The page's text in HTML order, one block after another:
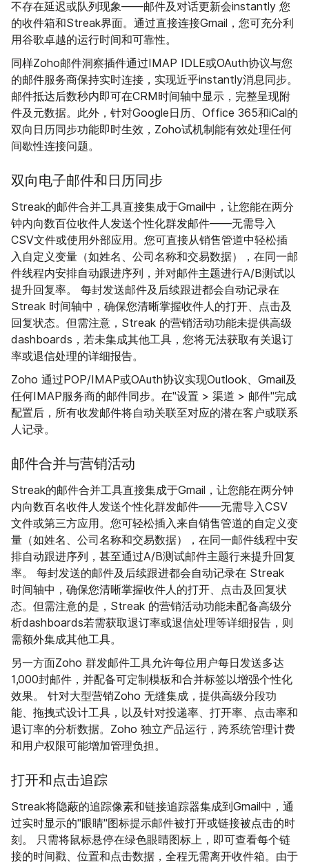
不存在延迟或队列现象——邮件及对话更新会instantly 您
的收件箱和Streak界面。通过直接连接Gmail，您可充分利
用谷歌卓越的运行时间和可靠性。
同样Zoho邮件洞察插件通过IMAP IDLE或OAuth协议与您
的邮件服务商保持实时连接，实现近乎instantly消息同步。
邮件抵达后数秒内即可在CRM时间轴中显示，完整呈现附
件及元数据。此外，针对Google日历、Office 365和iCal的
双向日历同步功能即时生效，Zoho试机制能有效处理任何
间歇性连接问题。
双向电子邮件和日历同步
Streak的邮件合并工具直接集成于Gmail中，让您能在两分
钟内向数百位收件人发送个性化群发邮件——无需导入
CSV文件或使用外部应用。您可直接从销售管道中轻松插
入自定义变量（如姓名、公司名称和交易数据），在同一邮
件线程内安排自动跟进序列，并对邮件主题进行A/B测试以
提升回复率。 每封发送邮件及后续跟进都会自动记录在
Streak 时间轴中，确保您清晰掌握收件人的打开、点击及
回复状态。但需注意，Streak 的营销活动功能未提供高级
dashboards，若未集成其他工具，您将无法获取有关退订
率或退信处理的详细报告。
Zoho 通过POP/IMAP或OAuth协议实现Outlook、Gmail及
任何IMAP服务商的邮件同步。在"设置 > 渠道 > 邮件"完成
配置后，所有收发邮件将自动关联至对应的潜在客户或联系
人记录。
邮件合并与营销活动
Streak的邮件合并工具直接集成于Gmail，让您能在两分钟
内向数百名收件人发送个性化群发邮件——无需导入CSV
文件或第三方应用。您可轻松插入来自销售管道的自定义变
量（如姓名、公司名称和交易数据），在同一邮件线程中安
排自动跟进序列，甚至通过A/B测试邮件主题行来提升回复
率。 每封发送的邮件及后续跟进都会自动记录在 Streak
时间轴中，确保您清晰掌握收件人的打开、点击及回复状
态。但需注意的是，Streak 的营销活动功能未配备高级分
析dashboards若需获取退订率或退信处理等详细报告，则
需额外集成其他工具。
另一方面Zoho 群发邮件工具允许每位用户每日发送多达
1,000封邮件，并配备可定制模板和合并标签以增强个性化
效果。 针对大型营销Zoho 无缝集成，提供高级分段功
能、拖拽式设计工具，以及针对投递率、打开率、点击率和
退订率的分析数据。Zoho 独立产品运行，跨系统管理计费
和用户权限可能增加管理负担。
打开和点击追踪
Streak将隐蔽的追踪像素和链接追踪器集成到Gmail中，通
过实时显示的"眼睛"图标提示邮件被打开或链接被点击的时
刻。 只需将鼠标悬停在绿色眼睛图标上，即可查看每个链
接的时间戳、位置和点击数据，全程无需离开收件箱。由于